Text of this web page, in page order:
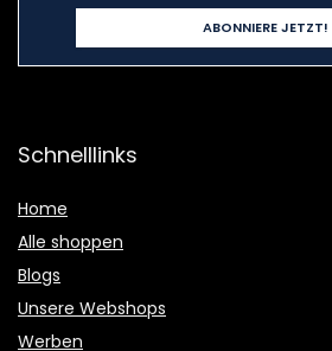
Schnelllinks
Home
Alle shoppen
Blogs
Unsere Webshops
Werben